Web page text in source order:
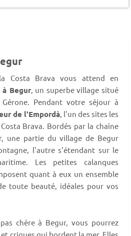
Costa Brava vous attend en
Begur, un superbe village situé
Pendant votre séjour à
de l'Empordà, l'un des sites les
Brava. Bordés par la chaîne
une partie du village de Begur
l'autre s'étendant sur le
Les petites calanques
quant à eux un ensemble
toute beauté, idéales pour vos
chère à Begur, vous pourrez